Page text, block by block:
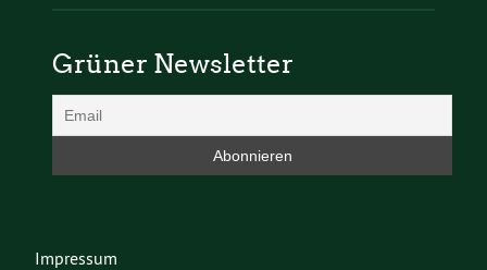
Grüner Newsletter
Impressum